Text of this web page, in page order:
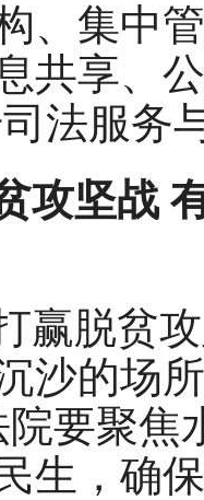
、集中
共享、
法服务
攻坚战
赢脱贫
沙的场
院要聚
生，确